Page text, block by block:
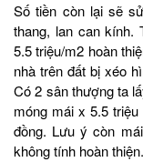
Số tiền còn lại sẽ
thang, lan can kính.
5.5 triệu/m2 hoàn
nhà trên đất bị xéo
Có 2 sân thượng ta
móng mái x 5.5
đồng. Lưu ý còn
không tính hoàn thiện.